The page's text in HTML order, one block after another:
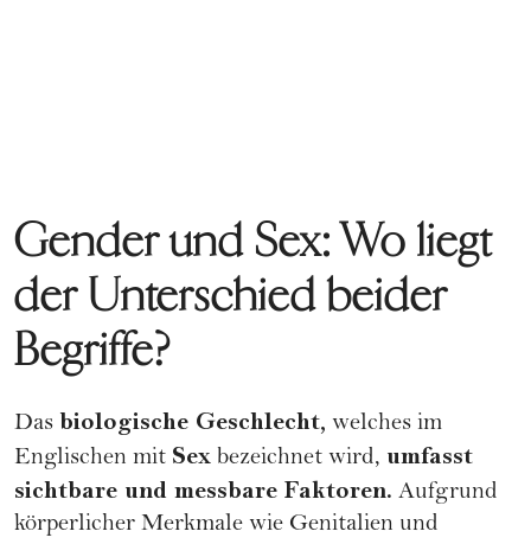
Gender und Sex: Wo liegt
der Unterschied beider
Begriffe?
Das biologische Geschlecht, welches im
Englischen mit Sex bezeichnet wird, umfasst
sichtbare und messbare Faktoren. Aufgrund
körperlicher Merkmale wie Genitalien und